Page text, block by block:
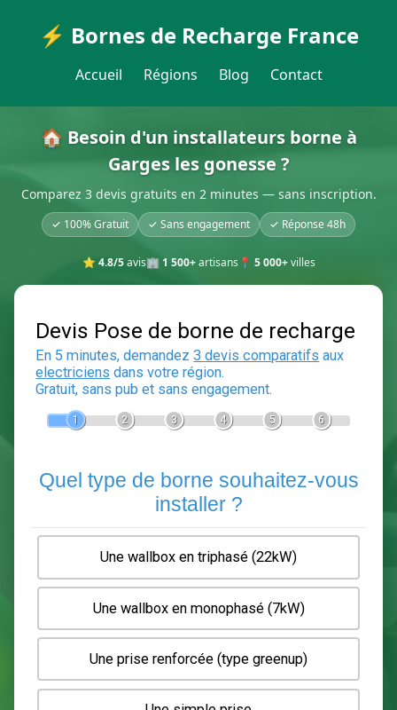
⚡ Bornes de Recharge France
Accueil Régions Blog Contact
🏠 Besoin d'un installateurs borne à
Garges les gonesse ?
Comparez 3 devis gratuits en 2 minutes — sans inscription.
✓ 100% Gratuit ✓ Sans engagement ✓ Réponse 48h
⭐ 4.8/5avis🏢 1 500+artisans 📍 5 000+villes
Devis Pose de borne de
En 5 minutes, demandez3 devis comparatifs
Gratuit, sans pub et sans engagement.
2 3 6
Quel type de borne souhaitez-
installer ?
Une wallbox en triphasé (22kW)